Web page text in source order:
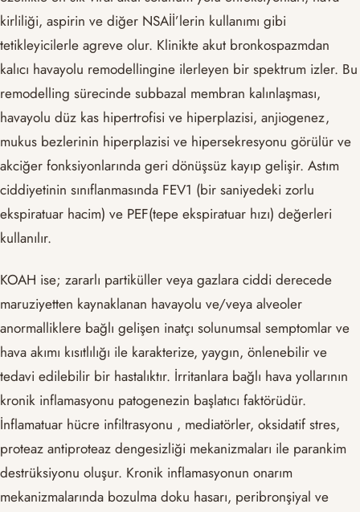
kirliliği, aspirin ve diğer NSAİİ’lerin kullanımı gibi
tetikleyicilerle agreve olur. Klinikte akut bronkospazmdan
kalıcı havayolu remodellingine ilerleyen bir spektrum izler. Bu
remodelling sürecinde subbazal membran kalınlaşması,
havayolu düz kas hipertrofisi ve hiperplazisi, anjiogenez,
mukus bezlerinin hiperplazisi ve hipersekresyonu görülür ve
akciğer fonksiyonlarında geri dönüşsüz kayıp gelişir. Astım
ciddiyetinin sınıflanmasında FEV1 (bir saniyedeki zorlu
ekspiratuar hacim) ve PEF(tepe ekspiratuar hızı) değerleri
kullanılır.
KOAH ise; zararlı partiküller veya gazlara ciddi derecede
maruziyetten kaynaklanan havayolu ve/veya alveoler
anormalliklere bağlı gelişen inatçı solunumsal semptomlar ve
hava akımı kısıtlılığı ile karakterize, yaygın, önlenebilir ve
tedavi edilebilir bir hastalıktır. İrritanlara bağlı hava yollarının
kronik inflamasyonu patogenezin başlatıcı faktörüdür.
İnflamatuar hücre infiltrasyonu , mediatörler, oksidatif stres,
proteaz antiproteaz dengesizliği mekanizmaları ile parankim
destrüksiyonu oluşur. Kronik inflamasyonun onarım
mekanizmalarında bozulma doku hasarı, peribronşiyal ve